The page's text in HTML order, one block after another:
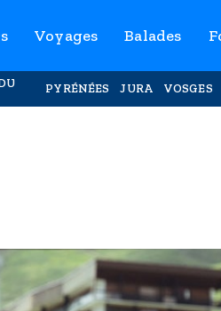
Voyages Balades
PYRÉNÉES JURA VOSGES